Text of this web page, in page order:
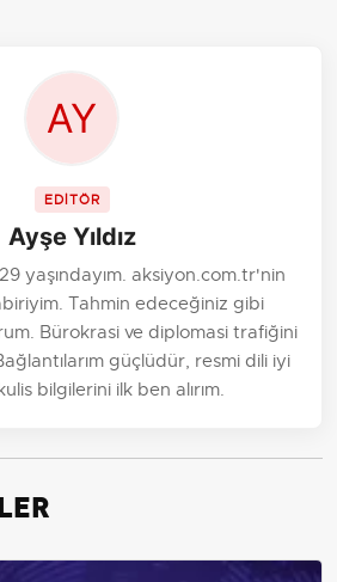
EDİTÖR
Ayşe Yıldız
yaşındayım. aksiyon.com.tr'nin
Tahmin edeceğiniz gibi
Bürokrasi ve diplomasi trafiğini
güçlüdür, resmi dili iyi
bilgilerini ilk ben alırım.